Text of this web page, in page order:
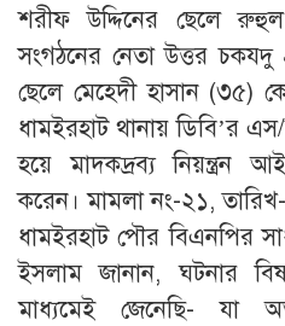
শরীফ উদ্দিনের ছেলে
সংগঠনের নেতা উত্তর চকযদু
ছেলে মেহেদী হাসান (৩৫)
ধামইরহাট থানায় ডিবি’র
হয়ে মাদকদ্রব্য নিয়ন্ত্রন
করেন। মামলা নং-২১,
ধামইরহাট পৌর বিএনপির
ইসলাম জানান, ঘটনার
মাধ্যমেই জেনেছি- যা